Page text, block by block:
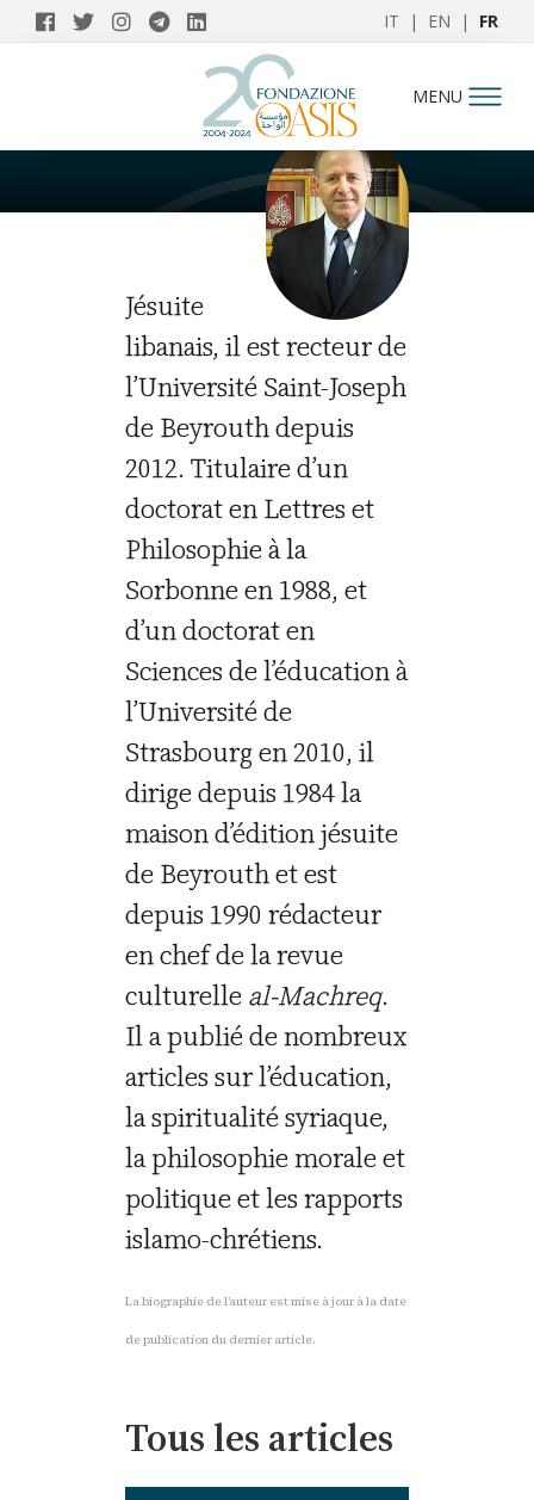
IT | EN | FR
MENU
Salim Daccache
Jésuite
libanais, il est recteur de
l’Université Saint-Joseph
de Beyrouth depuis
2012. Titulaire d’un
doctorat en Lettres et
Philosophie à la
Sorbonne en 1988, et
d’un doctorat en
Sciences de l’éducation à
l’Université de
Strasbourg en 2010, il
dirige depuis 1984 la
maison d’édition jésuite
de Beyrouth et est
depuis 1990 rédacteur
en chef de la revue
culturelle al-Machreq.
Il a publié de nombreux
articles sur l’éducation,
la spiritualité syriaque,
la philosophie morale et
politique et les rapports
islamo-chrétiens.
La biographie de l’auteur est mise à jour à la date
de publication du dernier article.
Tous les articles